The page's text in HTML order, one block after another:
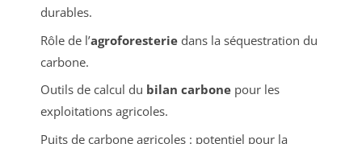
durables.
Rôle de l’agroforesteriedans la séquestration du
carbone.
Outils de calcul du bilan carbonepour les
exploitations agricoles.
Puits de carbone agricoles : potentiel pour la